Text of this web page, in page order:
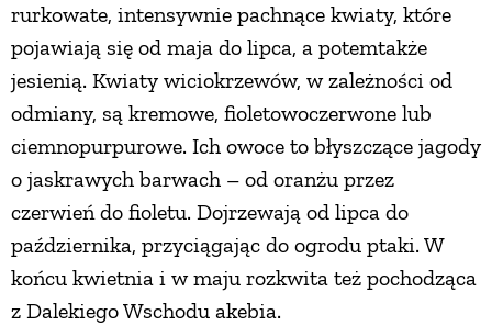
rurkowate, intensywnie pachnące kwiaty, które
pojawiają się od maja do lipca, a potemtakże
jesienią. Kwiaty wiciokrzewów, w zależności od
odmiany, są kremowe, fioletowoczerwone lub
ciemnopurpurowe. Ich owoce to błyszczące jagody
o jaskrawych barwach – od oranżu przez
czerwień do fioletu. Dojrzewają od lipca do
października, przyciągając do ogrodu ptaki. W
końcu kwietnia i w maju rozkwita też pochodząca
z Dalekiego Wschodu akebia.